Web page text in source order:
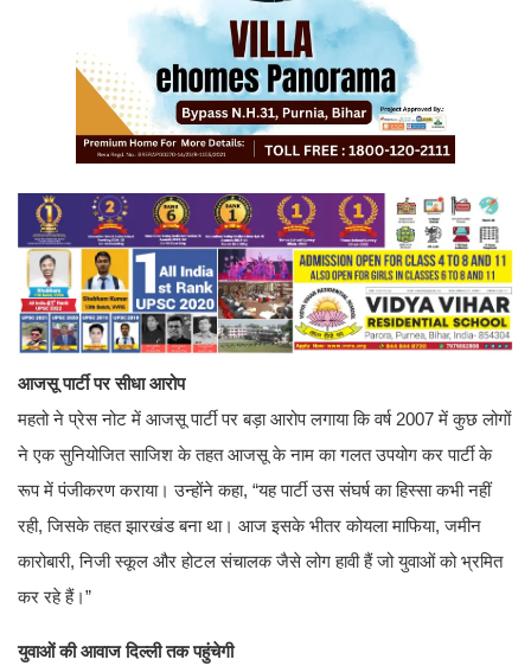
आजसू पार्टी पर सीधा आरोप
महतो ने प्रेस नोट में आजसू पार्टी पर बड़ा आरोप लगाया कि वर्ष 2007 में कुछ लोगों
ने एक सुनियोजित साजिश के तहत आजसू के नाम का गलत उपयोग कर पार्टी के
रूप में पंजीकरण कराया। उन्होंने कहा, “यह पार्टी उस संघर्ष का हिस्सा कभी नहीं
रही, जिसके तहत झारखंड बना था। आज इसके भीतर कोयला माफिया, जमीन
कारोबारी, निजी स्कूल और होटल संचालक जैसे लोग हावी हैं जो युवाओं को भ्रमित
कर रहे हैं।”
युवाओं की आवाज दिल्ली तक पहुंचेगी